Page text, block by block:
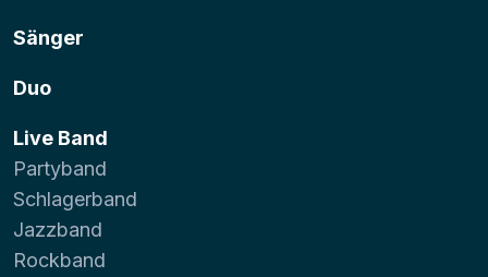
Sänger
Duo
Live Band
Partyband
Schlagerband
Jazzband
Rockband